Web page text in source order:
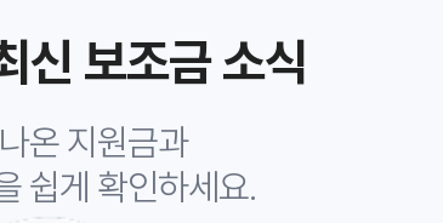
보조금 소식
온 지원금과
쉽게 확인하세요.